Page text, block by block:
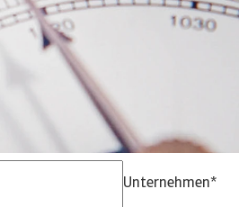
Unternehmen*